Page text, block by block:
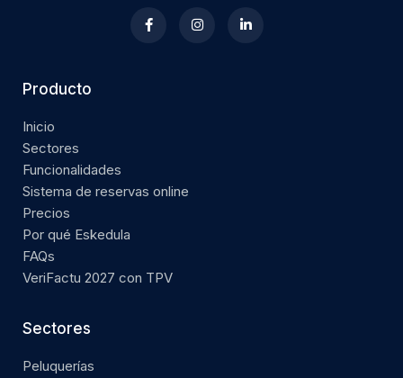
Producto
Inicio
Sectores
Funcionalidades
Sistema de reservas online
Precios
Por qué Eskedula
FAQs
VeriFactu 2027 con TPV
Sectores
Peluquerías